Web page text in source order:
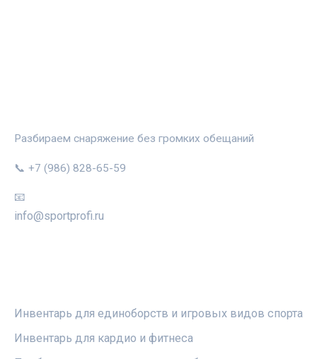
Разбираем снаряжение без громких обещаний
📞 +7 (986) 828-65-59
📧
info@sportprofi.ru
Инвентарь для единоборств и игровых видов спорта
Инвентарь для кардио и фитнеса